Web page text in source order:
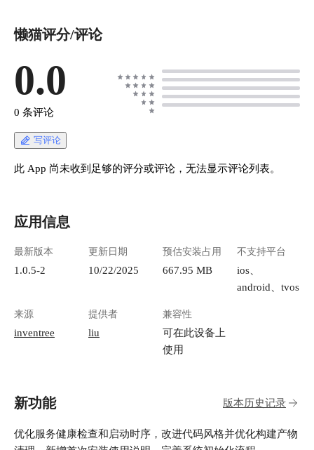
懒猫评分/评论
0.0
0 条评论
写评论
此 App 尚未收到足够的评分或评论，无法显示评论列表。
应用信息
最新版本
1.0.5-2
更新日期
10/22/2025
预估安装占用
667.95 MB
不支持平台
ios、
android、tvos
来源
inventree
提供者
liu
兼容性
可在此设备上
使用
新功能 版本历史记录
优化服务健康检查和启动时序，改进代码风格并优化构建产物